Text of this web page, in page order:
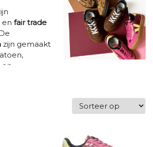
en fair trade
zijn gemaakt
want